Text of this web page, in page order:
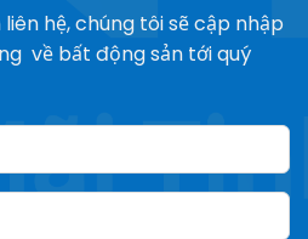
hệ, chúng tôi sẽ cập nhập
về bất động sản tới quý